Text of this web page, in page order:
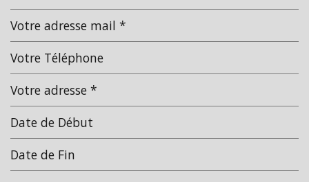
statistiques
Nombre d'habitants
13 737